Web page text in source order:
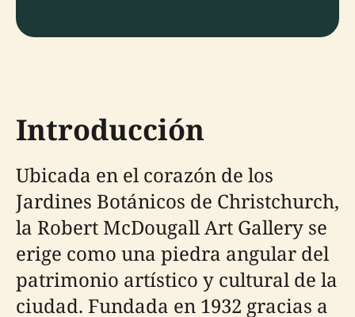
Introducción
Ubicada en el corazón de los
Jardines Botánicos de Christchurch,
la Robert McDougall Art Gallery se
erige como una piedra angular del
patrimonio artístico y cultural de la
ciudad. Fundada en 1932 gracias a